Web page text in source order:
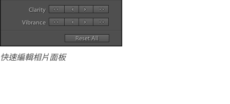
快速編輯相片面板